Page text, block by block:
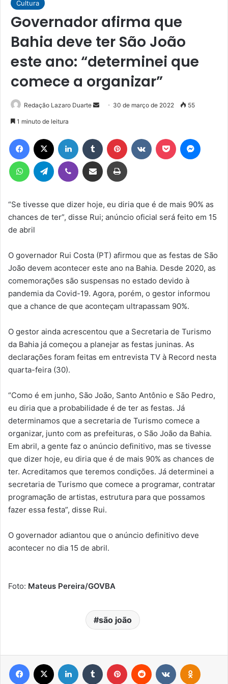
Cultura
Governador afirma que
Bahia deve ter São João
este ano: “determinei que
comece a organizar”
Redação Lazaro Duarte
Mande
mail
30 de março de 2022 55
1 minuto de leitura
Facebook Linkedin Tumblr Pinterest Pocket
WhatsAppTelegram Viber Compartilhar via e-mail Imprimir
“Se tivesse que dizer hoje, eu diria que é de mais 90% as
chances de ter”, disse Rui; anúncio oficial será feito em 15
de abril
O governador Rui Costa (PT) afirmou que as festas de São
João devem acontecer este ano na Bahia. Desde 2020, as
comemorações são suspensas no estado devido à
pandemia da Covid-19. Agora, porém, o gestor informou
que a chance de que aconteçam ultrapassam 90%.
O gestor ainda acrescentou que a Secretaria de Turismo
da Bahia já começou a planejar as festas juninas. As
declarações foram feitas em entrevista TV à Record nesta
quarta-feira (30).
“Como é em junho, São João, Santo Antônio e São Pedro,
eu diria que a probabilidade é de ter as festas. Já
determinamos que a secretaria de Turismo comece a
organizar, junto com as prefeituras, o São João da Bahia.
Em abril, a gente faz o anúncio definitivo, mas se tivesse
que dizer hoje, eu diria que é de mais 90% as chances de
ter. Acreditamos que teremos condições. Já determinei a
secretaria de Turismo que comece a programar, contratar
programação de artistas, estrutura para que possamos
fazer essa festa”, disse Rui.
O governador adiantou que o anúncio definitivo deve
acontecer no dia 15 de abril.
Foto: Mateus Pereira/GOVBA
são joão
Facebook Linkedin Tumblr Pinterest Reddit